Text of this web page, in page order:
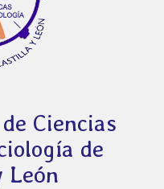
Ciencias
de
León